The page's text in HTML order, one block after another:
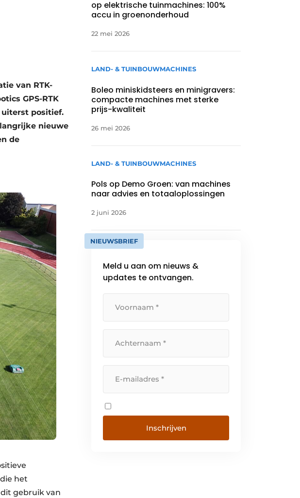
van RTK-
GPS-RTK
uiterst positief.
nieuwe
de
het
gebruik van
op elektrische tuinmachines: 100%
accu in groenonderhoud
22 mei 2026
LAND- & TUINBOUWMACHINES
Boleo miniskidsteers en minigravers:
compacte machines met sterke
prijs-kwaliteit
26 mei 2026
LAND- & TUINBOUWMACHINES
Pols op Demo Groen: van machines
naar advies en totaaloplossingen
2 juni 2026
NIEUWSBRIEF
Meld u aan om nieuws &
updates te ontvangen.